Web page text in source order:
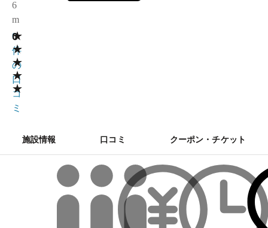
6
m
★
★
★
★
★
0
0
件
の
口
コ
ミ
施設情報 口コミ クーポン・チケット